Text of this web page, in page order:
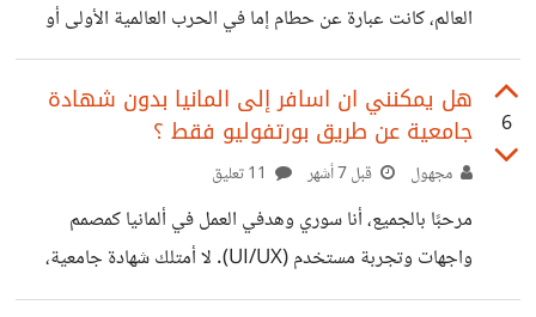
العالم، كانت عبارة عن حطام إما في الحرب العالمية الأولى أو
الثانية. وتأتي اليوم اليابان بعد تدميرها في الحرب العالمية
الثانية، لتأتي اليوم وترفع راية القوة الظاهرة، ترفع الراية التي
تدل على عدم استسلامها مرة أخرى بسبب التقدم الذي تحلت وما
زالت وسوف تتحلى به. ولهذا السبب يسميها الناس "كوكب
اليابان". في الواقع، اليابان في عصرنا الحالي هي واحدة من
أقوى الدول علمياً، وثقافياً، وجيشياً... وفي هذه الأسطر سوف
6
هل يمكنني ان اسافر إلى المانيا بدون شهادة
جامعية عن طريق بورتفوليو فقط ؟
مجهول قبل 7 أشهر
مرحبًا بالجميع، أنا سوري وهدفي العمل في ألمانيا كمصمم
واجهات وتجربة مستخدم (UI/UX). لا أمتلك شهادة جامعية،
وتعتمد خبرتي بشكل أساسي على العمل التطبيقي والمشاريع